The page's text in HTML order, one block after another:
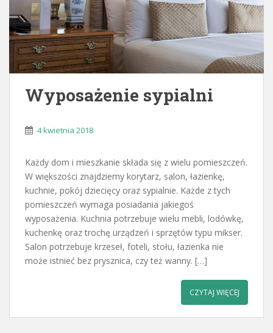
Wyposażenie sypialni
4 kwietnia 2018
Każdy dom i mieszkanie składa się z wielu pomieszczeń.
W większości znajdziemy korytarz, salon, łazienkę,
kuchnie, pokój dziecięcy oraz sypialnie. Każde z tych
pomieszczeń wymaga posiadania jakiegoś
wyposażenia. Kuchnia potrzebuje wielu mebli, lodówkę,
kuchenkę oraz trochę urządzeń i sprzętów typu mikser.
Salon potrzebuje krzeseł, foteli, stołu, łazienka nie
może istnieć bez prysznica, czy też wanny. […]
CZYTAJ WIĘCEJ